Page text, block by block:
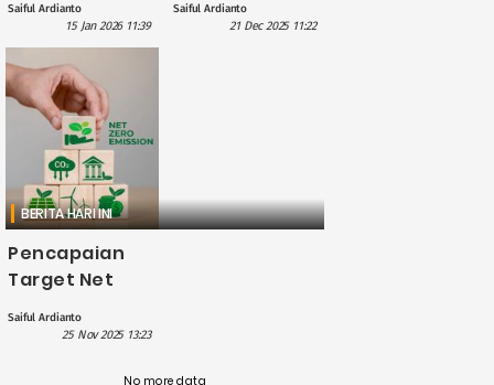
Membangun
Ketahanan
Energi Nasional
yang
Berkelanjutan
Saiful Ardianto
15 Jan 2026 11:39
Hijau di
Saiful Ardianto
21 Dec 2025 11:22
BERITA HARI INI
Pencapaian
Target Net
Zero Indonesia
Terancam
Saiful Ardianto
25 Nov 2025 13:23
No more data